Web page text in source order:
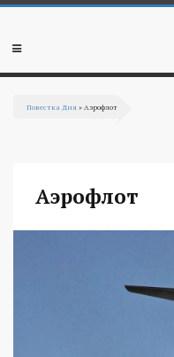
Перейти к основному содержанию
Мобильное
Повестка Дня » Аэрофлот
Аэрофлот